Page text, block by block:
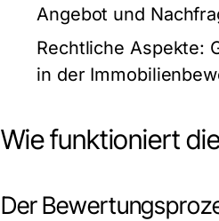
Angebot und
Rechtliche Aspekte:
in der
Wie funktioniert
Der